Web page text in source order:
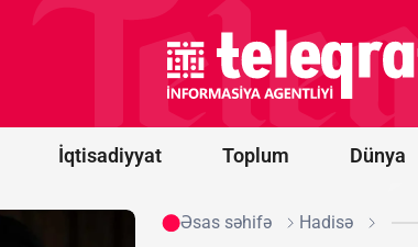
İqtisadiyyat Toplum Dünya
Bakının mərkəzində
obyektdə baş verən
yanğın məhdudlaşdırıldı
-
YENİLƏNDİ/FOTO/VİDEO
Əsas səhifə Hadisə